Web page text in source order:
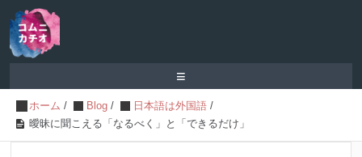
≡
ホーム / Blog / 日本語は外国語 /
曖昧に聞こえる「なるべく」と「できるだけ」